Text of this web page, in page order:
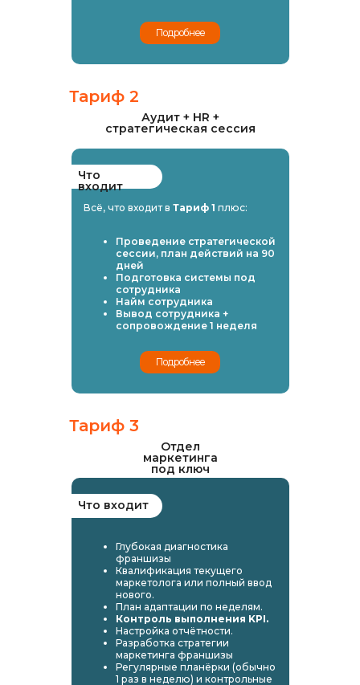
Отдел
маркетинга
под ключ
Аудит + HR +
стратегическая сессия
Тариф 3
Тариф 2
Что входит
Что
входит
Всё, что входит в Тариф 1 плюс:
Проведение стратегической
сессии, план действий на 90
дней
Подготовка системы под
сотрудника
Найм сотрудника
Вывод сотрудника +
сопровождение 1 неделя
Глубокая диагностика
франшизы
Квалификация текущего
маркетолога или полный ввод
нового.
План адаптации по неделям.
Контроль выполнения KPI.
Настройка отчётности.
Разработка стратегии
маркетинга франшизы
Регулярные планёрки (обычно
1 раз в неделю) и контрольные
Подробнее
Подробнее